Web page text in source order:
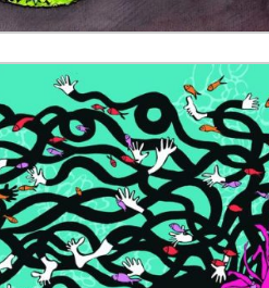
oskarżenia o l ... Potężne
trzęsień ziemi. M ... Dr
Szymona Hołowni o ... Znów
o podpaleniach w Wa ...